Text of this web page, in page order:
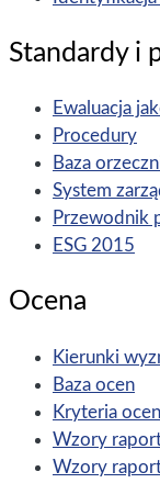
Standardy i
Ewaluacja
Procedury
Baza
System
Przewodnik
ESG 2015
Ocena
Kierunki
Baza ocen
Kryteria
Wzory
Wzory